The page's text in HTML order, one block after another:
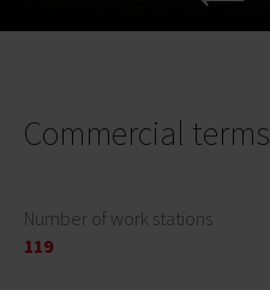
Commercial terms
Number of work stations
119